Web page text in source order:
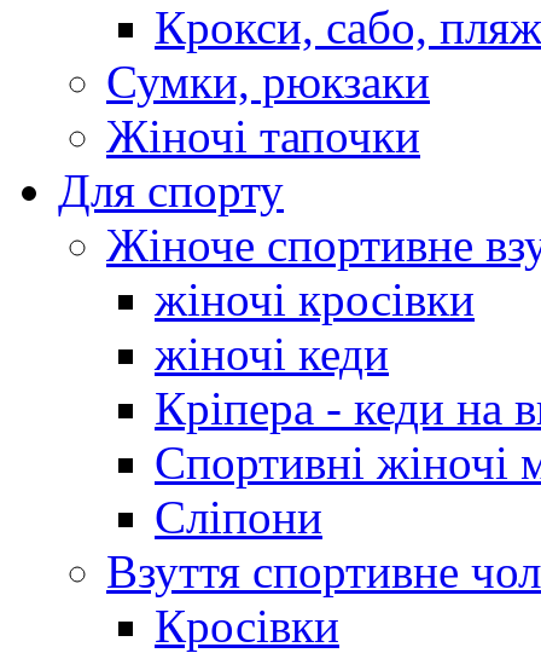
Крокси, сабо,
Сумки, рюкзаки
Жіночі тапочки
Для спорту
Жіноче спортивне
жіночі кросівки
жіночі кеди
Кріпера - кеди на
Спортивні жіночі
Сліпони
Взуття спортивне
Кросівки